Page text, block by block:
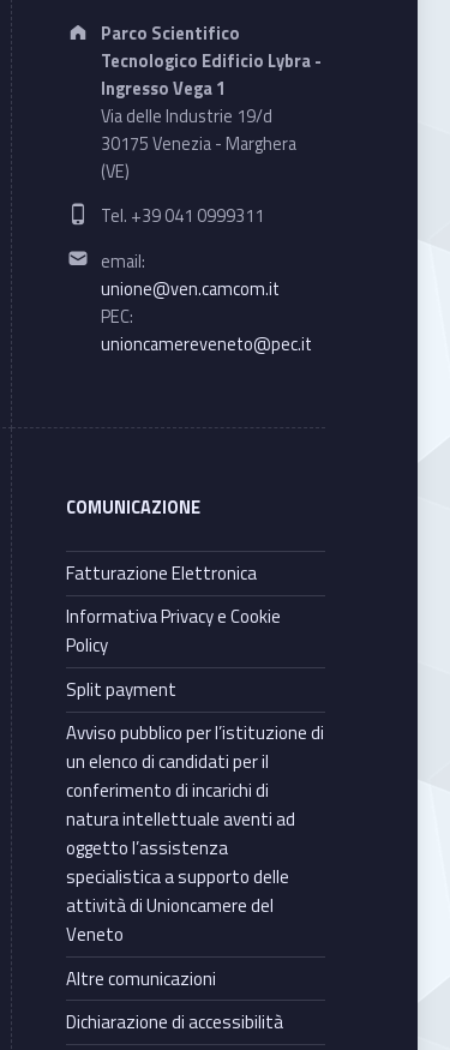
Address:
Parco Scientifico
Tecnologico Edificio Lybra -
Ingresso Vega 1
Via delle Industrie 19/d
30175 Venezia - Marghera
(VE)
Phone number:
Tel. +39 041 0999311
Email address:
email:
unione@ven.camcom.it
PEC:
unioncamereveneto@pec.it
COMUNICAZIONE
Fatturazione Elettronica
Informativa Privacy e Cookie
Policy
Split payment
Avviso pubblico per l’istituzione di
un elenco di candidati per il
conferimento di incarichi di
natura intellettuale aventi ad
oggetto l’assistenza
specialistica a supporto delle
attività di Unioncamere del
Veneto
Altre comunicazioni
Dichiarazione di accessibilità